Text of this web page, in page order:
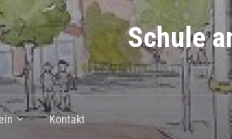
Schule
Kontakt